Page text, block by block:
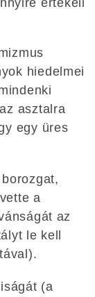
hiedelmei
asztalra
egy üres
a
az
le kell
(a